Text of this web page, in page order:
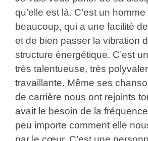
qu’elle est là. C’est un
beaucoup, qui a une facilité
et de bien passer la vibration
structure énergétique. C’est
très talentueuse, très
travaillante. Même ses
de carrière nous ont rejoints
avait le besoin de la
peu importe comment elle